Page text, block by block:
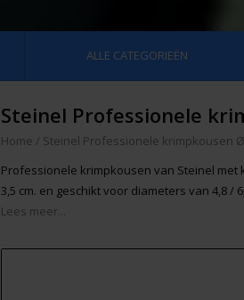
ALLE CATEGORIEËN
Steinel Professionele
Home / Steinel Professionele krimpkousen Ø
Professionele krimpkousen van Steinel met
3,5 cm. en geschikt voor diameters van 4,8 /
Lees meer...